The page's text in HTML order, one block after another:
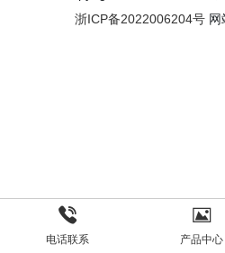
浙ICP备2022006204号网
电话联系 产品中心